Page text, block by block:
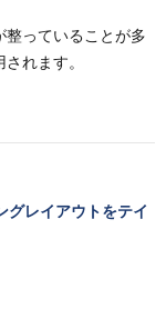
整っていることが多
れます。
グレイアウトをテイ